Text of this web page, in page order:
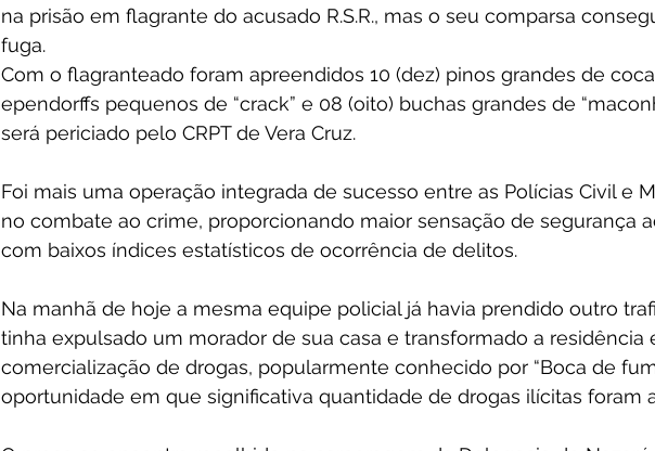
na prisão em flagrante do acusado R.S.R., mas o seu comparsa
fuga.
Com o flagranteado foram apreendidos 10 (dez) pinos grandes de
ependorffs pequenos de “crack” e 08 (oito) buchas grandes de
será periciado pelo CRPT de Vera Cruz.
Foi mais uma operação integrada de sucesso entre as Polícias Civil e
no combate ao crime, proporcionando maior sensação de segurança
com baixos índices estatísticos de ocorrência de delitos.
Na manhã de hoje a mesma equipe policial já havia prendido outro
tinha expulsado um morador de sua casa e transformado a residência
comercialização de drogas, popularmente conhecido por “Boca de
oportunidade em que significativa quantidade de drogas ilícitas foram